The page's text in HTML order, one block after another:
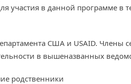
участия в данной программе в
США и USAID. Члены
в вышеназванных
родственники